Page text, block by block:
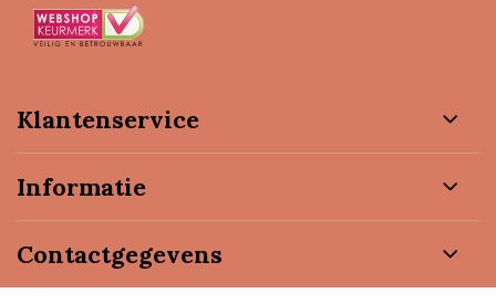
Klantenservice
Informatie
Contactgegevens